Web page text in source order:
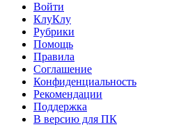
Войти
КлуКлу
Рубрики
Помощь
Правила
Соглашение
Конфиденциальность
Рекомендации
Поддержка
В версию для ПК